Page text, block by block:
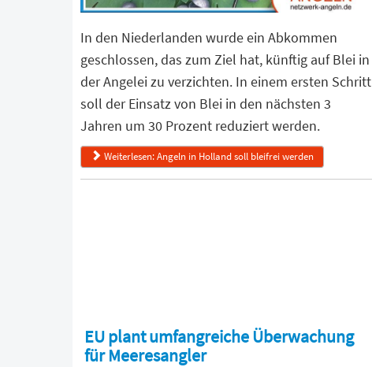
In den Niederlanden wurde ein Abkommen
geschlossen, das zum Ziel hat, künftig auf Blei in
der Angelei zu verzichten. In einem ersten Schritt
soll der Einsatz von Blei in den nächsten 3
Jahren um 30 Prozent reduziert werden.
Weiterlesen: Angeln in Holland soll bleifrei werden
EU plant umfangreiche Überwachung
für Meeresangler